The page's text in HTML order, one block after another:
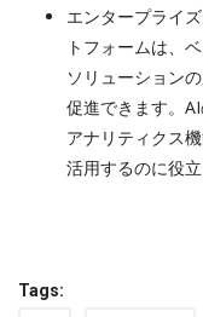
エンタープライ
トフォームは、
ソリューション
促進できます。
アナリティクス
活用するのに役立
Tags: